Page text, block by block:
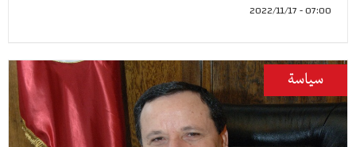
07:00 - 2022/11/17
سياسة